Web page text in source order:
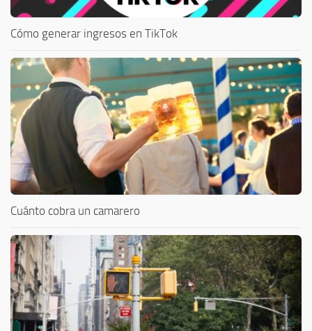
Cómo generar ingresos en TikTok
Cuánto cobra un camarero